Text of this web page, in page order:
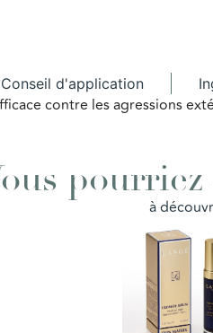
Conseil d'application
contre les agressions
pourriez
à